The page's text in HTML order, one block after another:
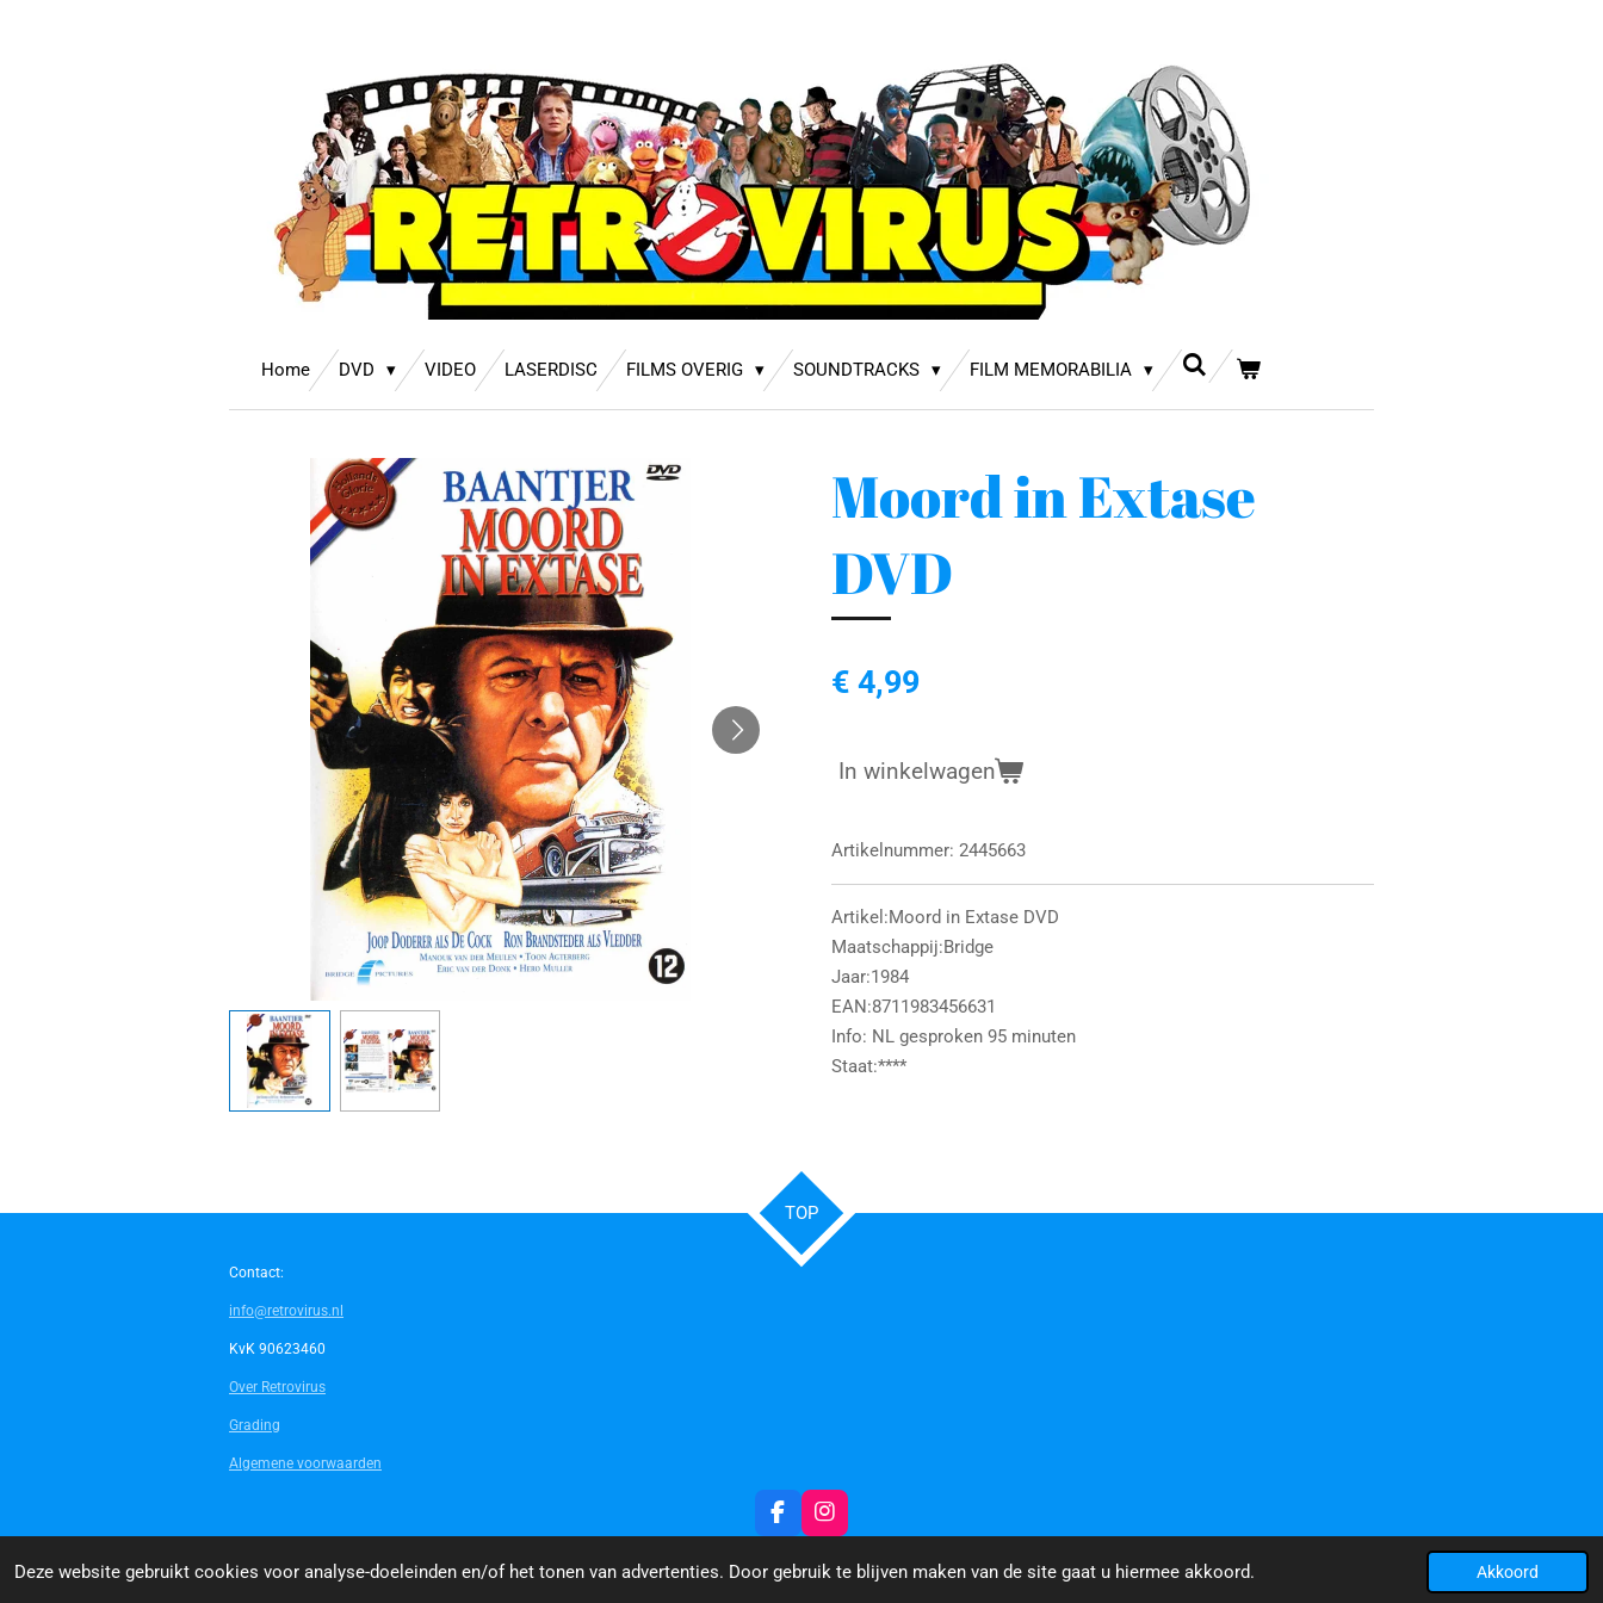
Deze website gebruikt cookies voor analyse-doeleinden en/of het tonen van advertenties. Door gebruik te blijven maken van de site gaat u hiermee akkoord. Akkoord
Home DVD VIDEO LASERDISC FILMS OVERIG SOUNDTRACKS FILM MEMORABILIA
Moord in Extase
DVD
€ 4,99
In winkelwagen
Artikelnummer: 2445663
Artikel:Moord in Extase DVD
Maatschappij:Bridge
Jaar:1984
EAN:8711983456631
Info: NL gesproken 95 minuten
Staat:****
TOP
Contact:
info@retrovirus.nl
KvK 90623460
Over Retrovirus
Grading
Algemene voorwaarden
F
a
c
e
I
n
s